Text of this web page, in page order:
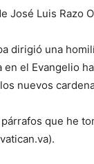
José Luis Razo
dirigió una
en el Evangelio
nuevos
que he